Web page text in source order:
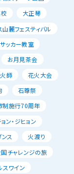
大正琴
麓フェスティバル
ッカー教室
お月見茶会
師
花火大会
石尊祭
制施行70周年
ン・ジヒョン
ス
火渡り
チャレンジの旅
スワイン